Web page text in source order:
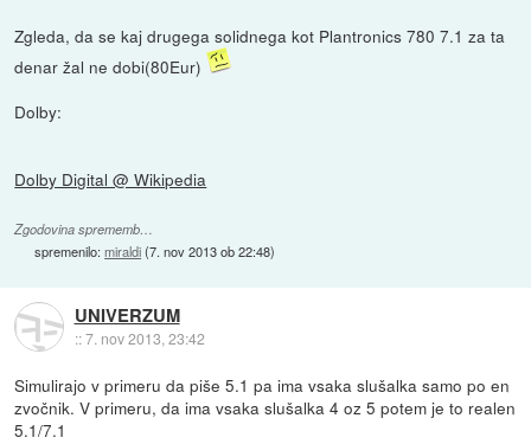
Zgleda, da se kaj drugega solidnega kot Plantronics 780 7.1 za ta
denar žal ne dobi(80Eur)
Dolby:
Dolby Digital @ Wikipedia
Zgodovina sprememb…
spremenilo:miraldi(7. nov 2013 ob 22:48)
UNIVERZUM
::7. nov 2013, 23:42
Simulirajo v primeru da piše 5.1 pa ima vsaka slušalka samo po en
zvočnik. V primeru, da ima vsaka slušalka 4 oz 5 potem je to realen
5.1/7.1